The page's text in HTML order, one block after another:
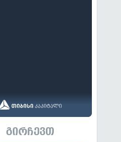
გირჩევთ